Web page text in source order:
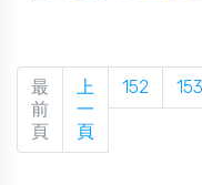
最
前
頁
上
一
頁
152 153